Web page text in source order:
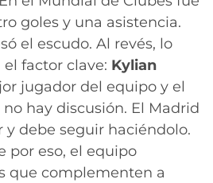
goles y una asistencia.
el escudo. Al revés, lo
factor clave: Kylian
jugador del equipo y el
hay discusión. El Madrid
y debe seguir haciéndolo.
por eso, el equipo
que complementen a